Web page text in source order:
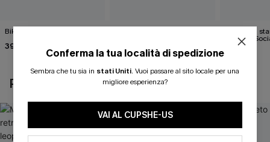
Bikini rosa bubblegum
39,00 €
34,00 €
Bikini con
"Farfalla
POTREBBE INTERESSARTI ANCHE
Conferma la tua località di spedizione
Sembra che tu sia in stati Uniti. Vuoi passare al sito locale per una
migliore esperienza?
VAI AL CUPSHE-US